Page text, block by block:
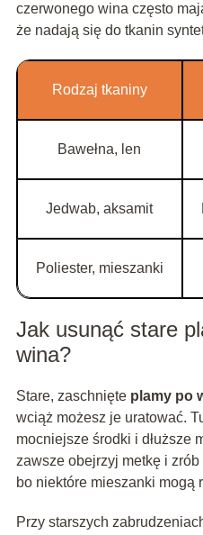
czerwonego wina często
że nadają się do tkanin
Rodzaj tkaniny
Bawełna, len
Jedwab, aksamit
Poliester, mieszanki
Jak usunąć stare
wina?
Stare, zaschnięte plamy po
wciąż możesz je uratować.
mocniejsze środki i dłuższe
zawsze obejrzyj metkę i zrób
bo niektóre mieszanki mogą
Przy starszych